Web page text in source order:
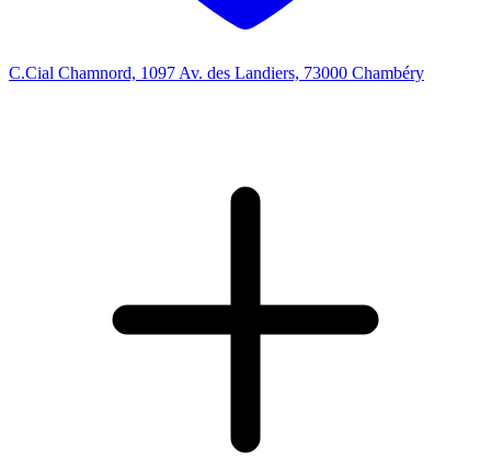
C.Cial Chamnord, 1097 Av. des Landiers, 73000 Chambéry